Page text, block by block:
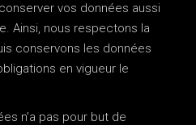
vos données aussi
Ainsi, nous respectons la
conservons les données
en vigueur le
n’a pas pour but de